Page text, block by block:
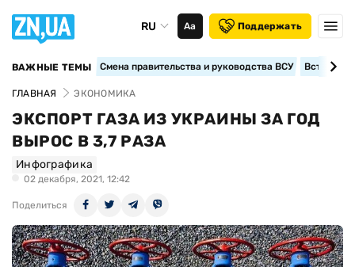
RU Аа Поддержать
ВАЖНЫЕ ТЕМЫ Смена правительства и руководства ВСУ
ГЛАВНАЯ ЭКОНОМИКА
ЭКСПОРТ ГАЗА ИЗ УКРАИНЫ ЗА ГОД
ВЫРОС В 3,7 РАЗА
Инфографика
02 декабря, 2021, 12:42
Поделиться